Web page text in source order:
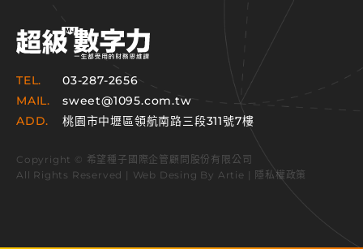
TEL.
03-287-2656
MAIL.
sweet@1095.com.tw
ADD.
桃園市中壢區領航南路三段311號7樓
Copyright © 希望種子國際企管顧問股份有限公司
All Rights Reserved | Web Desing By Artie | 隱私權政策